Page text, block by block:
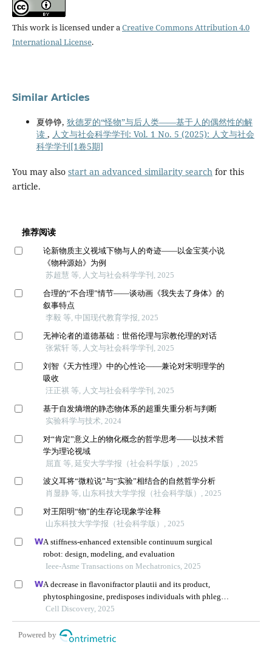
This work is licensed under aCreative Commons Attribution 4.0
International License.
Similar Articles
夏铮铮, 狄德罗的“怪物”与后人类——基于人的偶然性的解
读 , 人文与社会科学学刊: Vol. 1 No. 5 (2025): 人文与社会
科学学刊[1卷5期]
You may also start an advanced similarity searchfor this
article.
推荐阅读
论新物质主义视域下物与人的奇迹——以金宝英小说
《物种源始》为例
苏超慧 等, 人文与社会科学学刊, 2025
合理的“不合理”情节——谈动画《我失去了身体》的
叙事特点
李毅 等, 中国现代教育学报, 2025
无神论者的道德基础：世俗伦理与宗教伦理的对话
张紫轩 等, 人文与社会科学学刊, 2025
刘智《天方性理》中的心性论——兼论对宋明理学的
吸收
汪正祺 等, 人文与社会科学学刊, 2025
基于自发熵增的静态物体系的超重失重分析与判断
实验科学与技术, 2024
对“肯定”意义上的物化概念的哲学思考——以技术哲
学为理论视域
屈直 等, 延安大学学报（社会科学版）, 2025
波义耳将“微粒说”与“实验”相结合的自然哲学分析
肖显静 等, 山东科技大学学报（社会科学版）, 2025
对王阳明“物”的生存论现象学诠释
山东科技大学学报（社会科学版）, 2025
A stiffness-enhanced extensible continuum surgical
robot: design, modeling, and evaluation
Ieee-Asme Transactions on Mechatronics, 2025
A decrease in flavonifractor plautii and its product,
phytosphingosine, predisposes individuals with phlegm-
dampness constitution to metabolic disorders
Cell Discovery, 2025
Powered by